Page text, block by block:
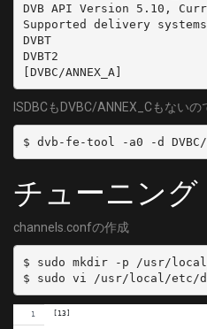
DVB API Version 5.10,
Supported delivery
DVBT
DVBT2
ISDBCもDVBC/ANNEX_Cもない
$ dvb-fe-tool -a0 -d DVBC/
チューニング
channels.confの作成
$ sudo mkdir -p /usr/
[13]